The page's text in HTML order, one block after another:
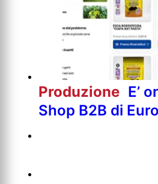
Produzione E’
Shop B2B di